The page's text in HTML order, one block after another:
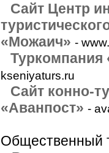
Сайт Центр
«Можаич» -
Туркомпания
kseniyaturs.ru
Сайт конно-
«Аванпост» -
Общественный